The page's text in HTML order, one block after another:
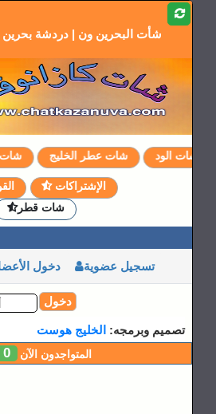
شأت البحرين ون | دردشة
شات شات عطر الخليج شات الود
الإشتراكات
شات قطر
دخول تسجيل عضوية
دخول
تصميم وبرمجه: الخليج هوست
0 المتواجدون الآن